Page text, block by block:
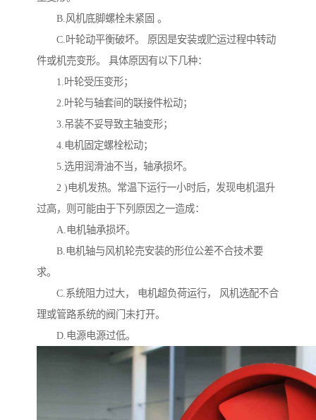
B.风机底脚螺栓未紧固 。
C.叶轮动平衡破坏。 原因是安装或贮运过程中转动
件或机売变形。 具体原因有以下几种：
1.叶轮受压变形；
2.叶轮与轴套间的联接件松动；
3.吊装不妥导致主轴变形；
4.电机固定螺栓松动；
5.选用润滑油不当，轴承损坏。
2 )电机发热。常温下运行一小时后，发现电机温升
过高，则可能由于下列原因之一造成：
A.电机轴承损坏。
B.电机轴与风机轮売安装的形位公差不合技术要
求。
C.系统阻力过大， 电机超负荷运行， 风机选配不合
理或管路系统的阀门未打开。
D.电源电源过低。